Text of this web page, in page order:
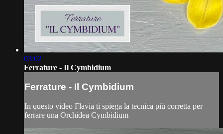
03:02
Ferrature - Il Cymbidium
Ferrature - Il Cymbidium
In questo video Flavia ti spiega la tecnica più corretta per
ferrare una Orchidea Cymbidium